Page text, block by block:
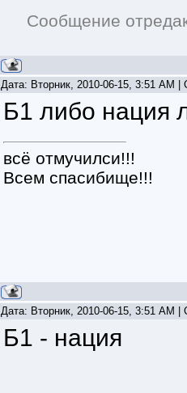
Сообщение
Дата: Вторник, 2010-06-15, 3:51 AM
Б1 либо нация
всё отмучилси!!!
Всем спасибище!!!
Дата: Вторник, 2010-06-15, 3:51 AM
Б1 - нация